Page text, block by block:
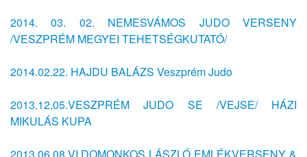
2014. 03. 02. NEMESVÁMOS JUDO VERSENY
/VESZPRÉM MEGYEI TEHETSÉGKUTATÓ/
2014.02.22. HAJDU BALÁZS Veszprém Judo
2013.12.05.VESZPRÉM JUDO SE /VEJSE/ HÁZI
MIKULÁS KUPA